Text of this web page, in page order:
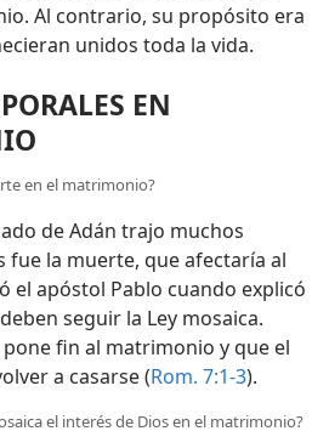
Al contrario, su propósito era
unidos toda la vida.
EN
en el matrimonio?
de Adán trajo muchos
fue la muerte, que afectaría al
el apóstol Pablo cuando explicó
seguir la Ley mosaica.
fin al matrimonio y que el
a casarse (Rom. 7:1-3).
el interés de Dios en el matrimonio?